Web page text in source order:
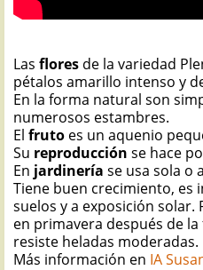
Las flores de la variedad
pétalos amarillo intenso y
En la forma natural son
numerosos estambres.
El fruto es un aquenio
Su reproducción se hace
En jardinería se usa sola o
Tiene buen crecimiento, es
suelos y a exposición solar.
en primavera después de
resiste heladas moderadas.
Más información en IA